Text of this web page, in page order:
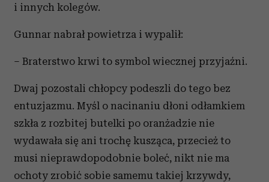
i innych kolegów.
Gunnar nabrał powietrza i wypalił:
– Braterstwo krwi to symbol wiecznej przyjaźni.
Dwaj pozostali chłopcy podeszli do tego bez
entuzjazmu. Myśl o nacinaniu dłoni odłamkiem
szkła z rozbitej butelki po oranżadzie nie
wydawała się ani trochę kusząca, przecież to
musi nieprawdopodobnie boleć, nikt nie ma
ochoty zrobić sobie samemu takiej krzywdy,